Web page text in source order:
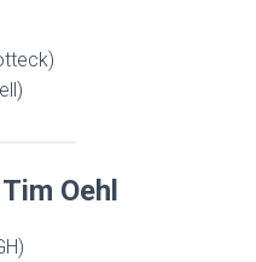
Oehl